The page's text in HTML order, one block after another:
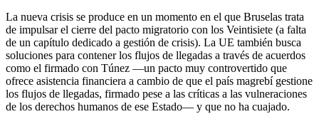
La nueva crisis se produce en un momento en el que Bruselas trata
de impulsar el cierre del pacto migratorio con los Veintisiete (a falta
de un capítulo dedicado a gestión de crisis). La UE también busca
soluciones para contener los flujos de llegadas a través de acuerdos
como el firmado con Túnez —un pacto muy controvertido que
ofrece asistencia financiera a cambio de que el país magrebí gestione
los flujos de llegadas, firmado pese a las críticas a las vulneraciones
de los derechos humanos de ese Estado— y que no ha cuajado.